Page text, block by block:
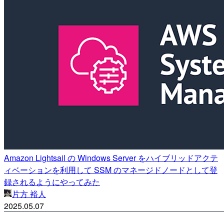
Amazon Lightsail の Windows Server をハイブリッドアクテ
ィベーションを利用して SSM のマネージドノードとして登
録されるようにやってみた
片方 裕人
2025.05.07